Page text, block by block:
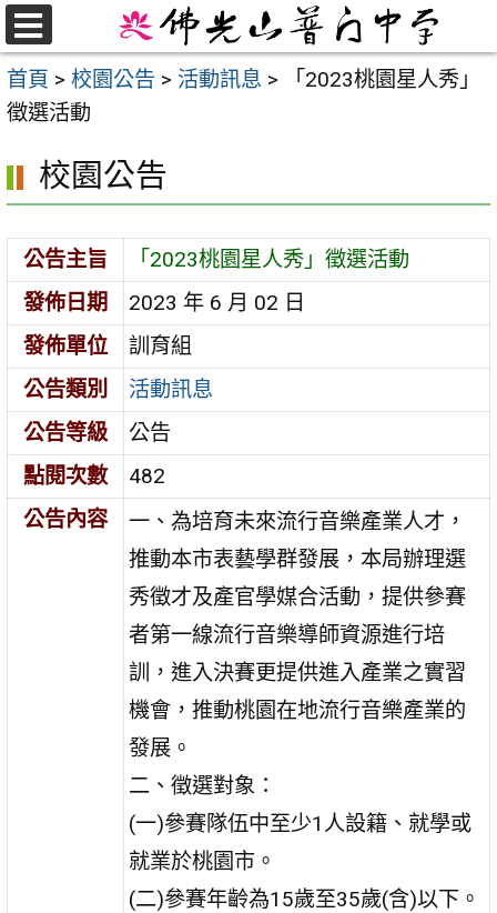
跳
至
主
要
首頁 > 校園公告 > 活動訊息 >
「2023桃園星人秀」
徵選活動
校園公告
公告主旨
「2023桃園星人秀」徵選活動
發佈日期
2023 年 6 月 02 日
發佈單位
訓育組
公告類別
活動訊息
公告等級
公告
點閱次數
482
公告內容
一、為培育未來流行音樂產業人才，
推動本市表藝學群發展，本局辦理選
秀徵才及產官學媒合活動，提供參賽
者第一線流行音樂導師資源進行培
訓，進入決賽更提供進入產業之實習
機會，推動桃園在地流行音樂產業的
發展。
二、徵選對象：
(一)參賽隊伍中至少1人設籍、就學或
就業於桃園市。
(二)參賽年齡為15歲至35歲(含)以下。
選
單